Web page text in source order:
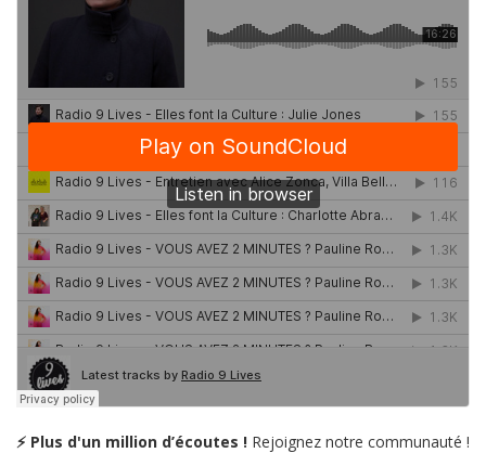
⚡ Plus d'un million d’écoutes ! Rejoignez notre communauté !